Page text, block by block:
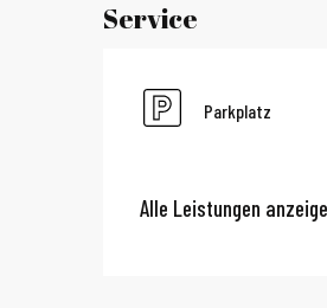
Service
Parkplatz
Alle Leistungen